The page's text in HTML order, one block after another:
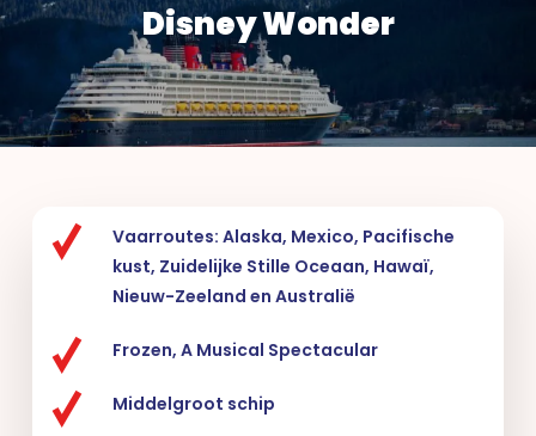
Disney Wonder
Vaarroutes: Alaska, Mexico, Pacifische
kust, Zuidelijke Stille Oceaan, Hawaï,
Nieuw-Zeeland en Australië
Frozen, A Musical Spectacular
Middelgroot schip